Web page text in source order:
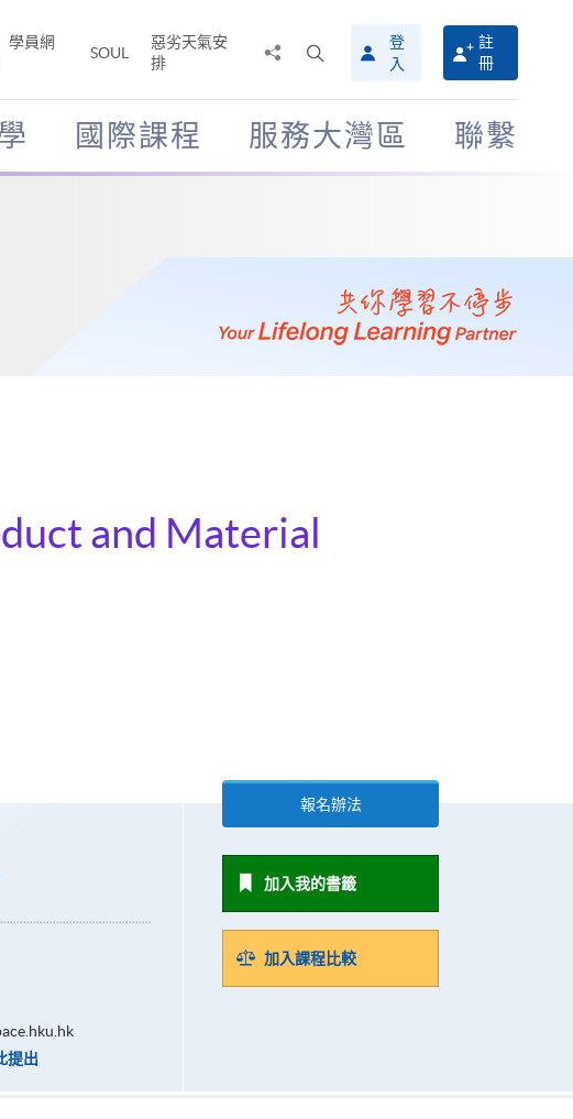
學員網
SOUL
惡劣天氣安
排
搜
尋
介
面
登
入
註
冊
國際課程 服務大灣區 聯繫
and Material
提出
報名辦法
加入我的書籤
加入課程比較